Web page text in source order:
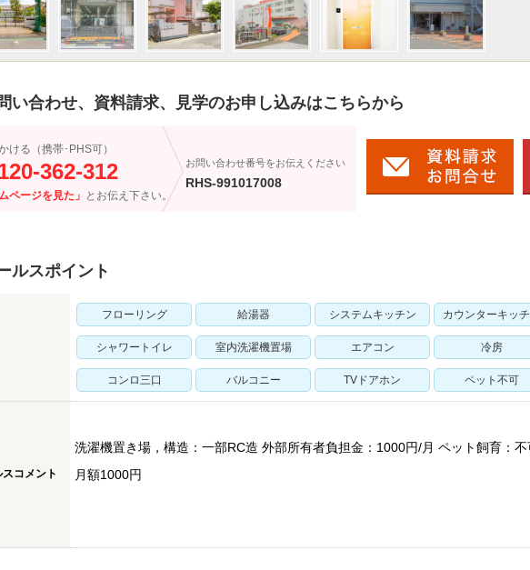
い合わせ、資料請求、見学のお申し込みはこちらから
ける（携帯･PHS可）
362-312
ページを見た」 とお伝え下さい。
お問い合わせ番号をお伝えください
RHS-991017008
ルスポイント
フローリング 給湯器 システムキッチン カウンターキッ
シャワートイレ 室内洗濯機置場 エアコン 冷房
コンロ三口 バルコニー TVドアホン ペット不可
コメント
洗濯機置き場，構造：一部RC造 外部所有者負担金：1000円/月 ペット飼育：
月額1000円